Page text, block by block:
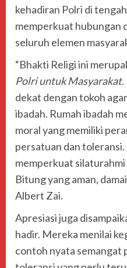
kehadiran Polri di
memperkuat hubungan
seluruh elemen
“Bhakti Religi ini
Polri untuk Masyarakat.
dekat dengan tokoh
ibadah. Rumah ibadah
moral yang memiliki
persatuan dan
memperkuat
Bitung yang aman,
Albert Zai.
Apresiasi juga
hadir. Mereka menilai
contoh nyata semangat